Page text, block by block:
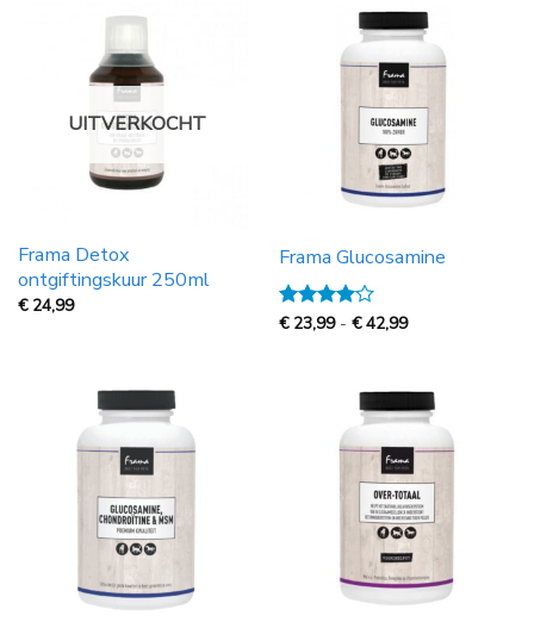
29,99 28,95
UITVERKOCHT
Frama Detox
ontgiftingskuur 250ml
€ 24,99
Frama Glucosamine
Gewaardeerd
€ 23,99 - €42,99Prijsklasse:
42,99